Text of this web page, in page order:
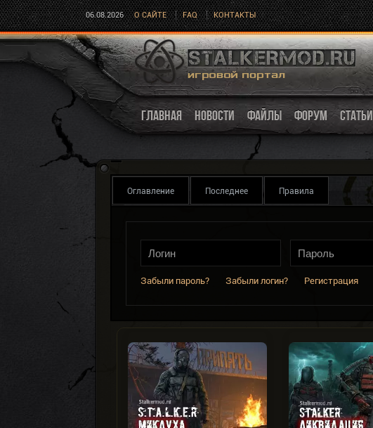
06.08.2026 О САЙТЕ FAQ КОНТАКТЫ
ГЛАВНАЯ НОВОСТИ ФАЙЛЫ ФОРУМ СТАТЬИ
Оглавление Последнее Правила
Забыли пароль? Забыли логин? Регистрация